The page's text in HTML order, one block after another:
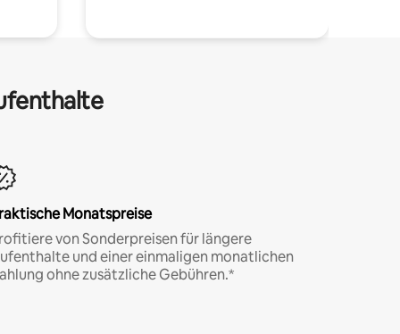
Monatspreise
von Sonderpreisen für längere
und einer einmaligen monatlichen
ohne zusätzliche Gebühren.*